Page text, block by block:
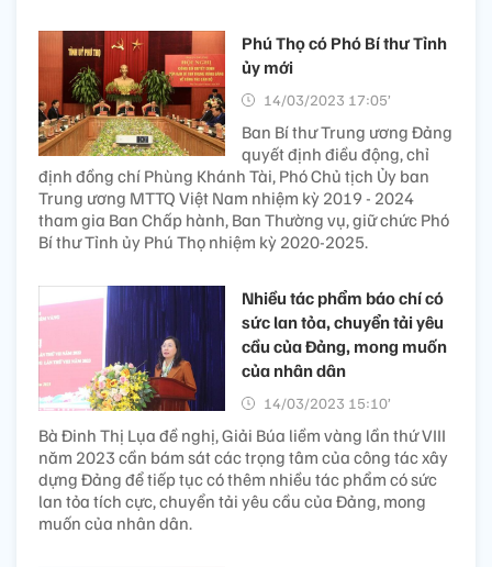
Phú Thọ có Phó Bí thư Tỉnh
ủy mới
14/03/2023 17:05’
Ban Bí thư Trung ương Đảng
quyết định điều động, chỉ
định đồng chí Phùng Khánh Tài, Phó Chủ tịch Ủy ban
Trung ương MTTQ Việt Nam nhiệm kỳ 2019 - 2024
tham gia Ban Chấp hành, Ban Thường vụ, giữ chức Phó
Bí thư Tỉnh ủy Phú Thọ nhiệm kỳ 2020-2025.
Nhiều tác phẩm báo chí có
sức lan tỏa, chuyển tải yêu
cầu của Đảng, mong muốn
của nhân dân
14/03/2023 15:10’
Bà Đinh Thị Lụa đề nghị, Giải Búa liềm vàng lần thứ VIII
năm 2023 cần bám sát các trọng tâm của công tác xây
dựng Đảng để tiếp tục có thêm nhiều tác phẩm có sức
lan tỏa tích cực, chuyển tải yêu cầu của Đảng, mong
muốn của nhân dân.